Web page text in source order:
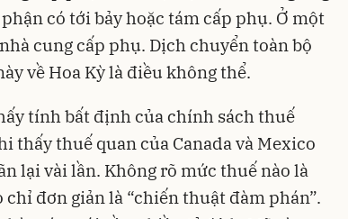
có tới bảy hoặc tám cấp phụ. Ở một
cung cấp phụ. Dịch chuyển toàn bộ
về Hoa Kỳ là điều không thể.
tính bất định của chính sách thuế
thấy thuế quan của Canada và Mexico
lại vài lần. Không rõ mức thuế nào là
đơn giản là “chiến thuật đàm phán”.